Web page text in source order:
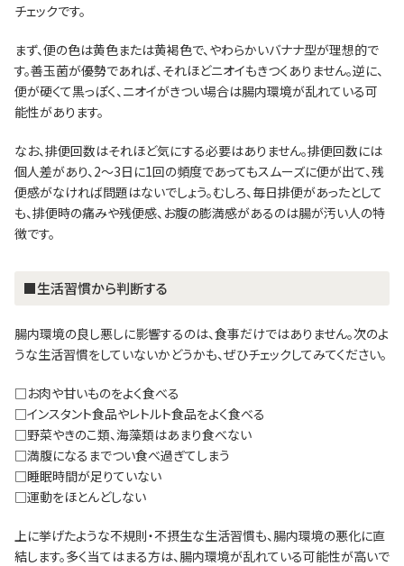
チェックです。
まず、便の色は黄色または黄褐色で、やわらかいバナナ型が理想的で
す。善玉菌が優勢であれば、それほどニオイもきつくありません。逆に、
便が硬くて黒っぽく、ニオイがきつい場合は腸内環境が乱れている可
能性があります。
なお、排便回数はそれほど気にする必要はありません。排便回数には
個人差があり、2～3日に1回の頻度であってもスムーズに便が出て、残
便感がなければ問題はないでしょう。むしろ、毎日排便があったとして
も、排便時の痛みや残便感、お腹の膨満感があるのは腸が汚い人の特
徴です。
■生活習慣から判断する
腸内環境の良し悪しに影響するのは、食事だけではありません。次のよ
うな生活習慣をしていないかどうかも、ぜひチェックしてみてください。
□お肉や甘いものをよく食べる
□インスタント食品やレトルト食品をよく食べる
□野菜やきのこ類、海藻類はあまり食べない
□満腹になるまでつい食べ過ぎてしまう
□睡眠時間が足りていない
□運動をほとんどしない
上に挙げたような不規則・不摂生な生活習慣も、腸内環境の悪化に直
結します。多く当てはまる方は、腸内環境が乱れている可能性が高いで